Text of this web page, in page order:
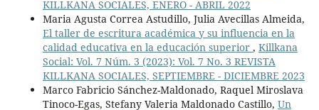
KILLKANA SOCIALES, ENERO - ABRIL 2022
Maria Agusta Correa Astudillo, Julia Avecillas Almeida,
El taller de escritura académica y su influencia en la
calidad educativa en la educación superior , Killkana
Social: Vol. 7 Núm. 3 (2023): Vol. 7 No. 3 REVISTA
KILLKANA SOCIALES, SEPTIEMBRE - DICIEMBRE 2023
Marco Fabricio Sánchez-Maldonado, Raquel Miroslava
Tinoco-Egas, Stefany Valeria Maldonado Castillo, Un